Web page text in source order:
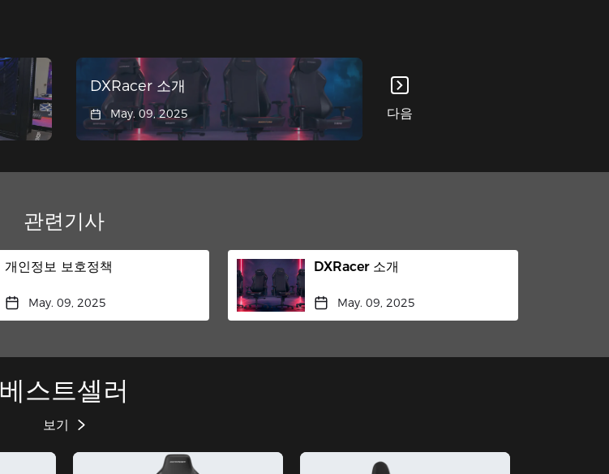
DXRacer 소개
May. 09, 2025 다음
관련기사
개인정보 보호정책
May. 09, 2025
DXRacer 소개
May. 09, 2025
베스트셀러
보기